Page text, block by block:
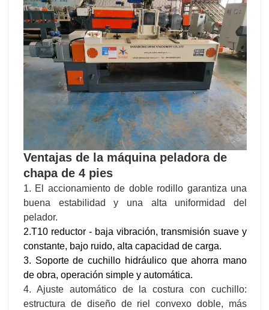
Ventajas de la máquina peladora de
chapa de 4 pies
1. El accionamiento de doble rodillo garantiza una
buena estabilidad y una alta uniformidad del
pelador.
2.T10 reductor - baja vibración, transmisión suave y
constante, bajo ruido, alta capacidad de carga.
3. Soporte de cuchillo hidráulico que ahorra mano
de obra, operación simple y automática.
4. Ajuste automático de la costura con cuchillo:
estructura de diseño de riel convexo doble, más